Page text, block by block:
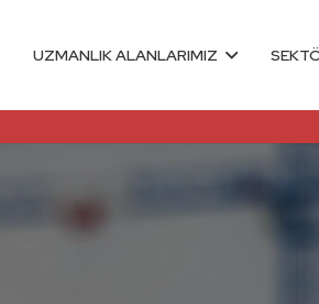
UZMANLIK ALANLARIMIZ